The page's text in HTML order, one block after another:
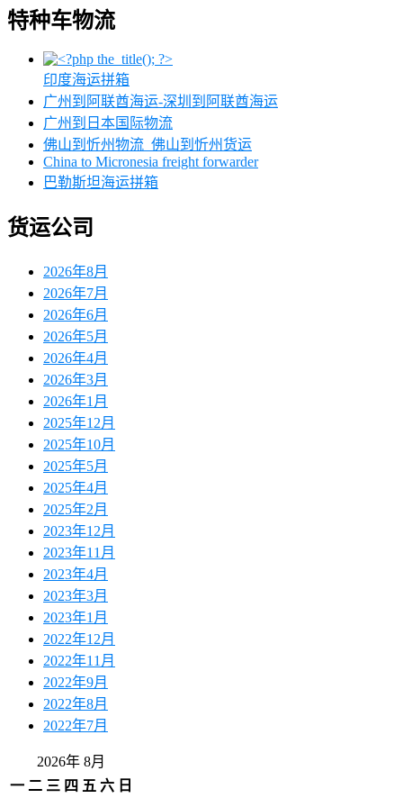
特种车物流
印度海运拼箱
广州到阿联酋海运-深圳到阿联酋海运
广州到日本国际物流
佛山到忻州物流_佛山到忻州货运
China to Micronesia freight forwarder
巴勒斯坦海运拼箱
货运公司
2026年8月
2026年7月
2026年6月
2026年5月
2026年4月
2026年3月
2026年1月
2025年12月
2025年10月
2025年5月
2025年4月
2025年2月
2023年12月
2023年11月
2023年4月
2023年3月
2023年1月
2022年12月
2022年11月
2022年9月
2022年8月
2022年7月
2026年 8月
一 二 三 四 五 六 日